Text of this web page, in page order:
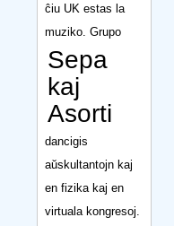
ĉiu UK estas la
muziko. Grupo
Sepa
kaj
Asorti
dancigis
aŭskultantojn kaj
en fizika kaj en
virtuala kongresoj.